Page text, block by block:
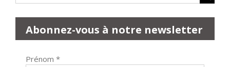
Abonnez-vous à notre newsletter
Prénom *